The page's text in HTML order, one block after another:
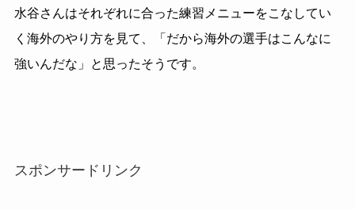
水谷さんはそれぞれに合った練習メニューをこなしてい
く海外のやり方を見て、「だから海外の選手はこんなに
強いんだな」と思ったそうです。
スポンサードリンク